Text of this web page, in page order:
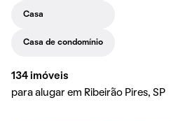
Casa
Casa de condomínio
134 imóveis
para alugar em Ribeirão Pires, SP